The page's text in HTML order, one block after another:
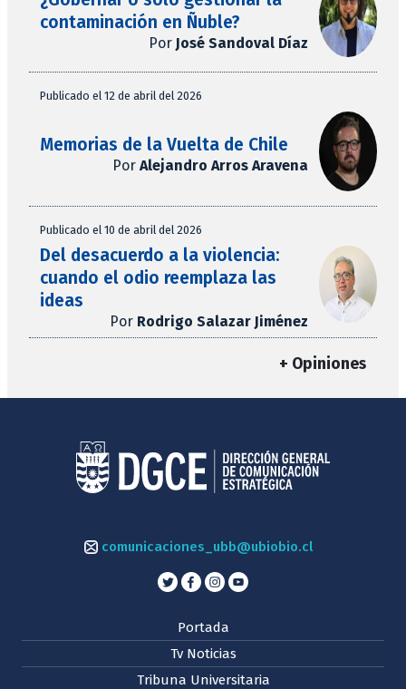
contaminación en Ñuble?
Por José Sandoval Díaz
Publicado el 12 de abril del 2026
Memorias de la Vuelta de Chile
Por Alejandro Arros Aravena
Publicado el 10 de abril del 2026
Del desacuerdo a la violencia:
cuando el odio reemplaza las
ideas
Por Rodrigo Salazar Jiménez
+ Opiniones
comunicaciones_ubb@ubiobio.cl
Portada
Tv Noticias
Tribuna Universitaria